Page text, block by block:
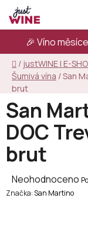
Přejít
na
obsah
🎉 Víno
Domů
/ justWINE | E-
Šumivá vína /San
brut
San
DOC
brut
Průměrné
hodnocení
Neohodnoceno
Značka:San Martino